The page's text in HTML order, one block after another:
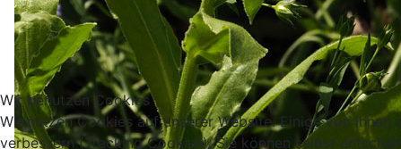
Wir benutzen Cookies
Wir nutzen Cookies auf unserer Website. Einige von
verbessern (Tracking Cookies). Sie können selbst